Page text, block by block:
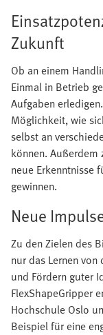
Zukunft
Ob an einem
Einmal in Betrieb
Aufgaben
Möglichkeit, wie
selbst an
können.
neue Erkenntnisse
gewinnen.
Neue
Zu den Zielen des
nur das Lernen
und Fördern guter
FlexShapeGripper
Hochschule Oslo
Beispiel für eine